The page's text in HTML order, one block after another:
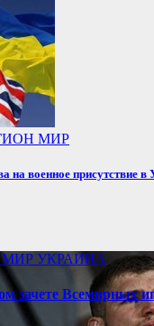
МИР
на военное присутствие в
МИР УКРАИНА
зачете Всемирных